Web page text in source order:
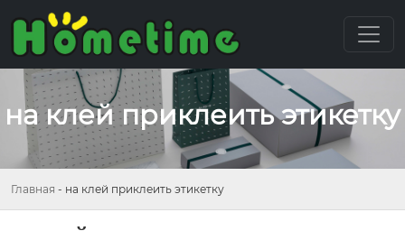
на клей приклеить этикетку
Главная - на клей приклеить этикетку